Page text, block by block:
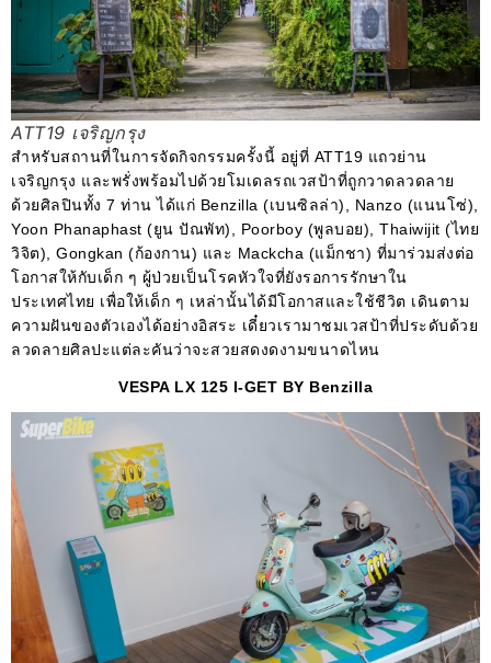
ATT19 เจริญกรุง
สำหรับสถานที่ในการจัดกิจกรรมครั้งนี้ อยู่ที่ ATT19 แถวย่าน
เจริญกรุง และพรั่งพร้อมไปด้วยโมเดลรถเวสป้าที่ถูกวาดลวดลาย
ด้วยศิลปินทั้ง 7 ท่าน ได้แก่ Benzilla (เบนซิลล่า), Nanzo (แนนโซ่),
Yoon Phanaphast (ยูน ปัณพัท), Poorboy (พูลบอย), Thaiwijit (ไทย
วิจิต), Gongkan (ก้องกาน) และ Mackcha (แม็กชา) ที่มาร่วมส่งต่อ
โอกาสให้กับเด็ก ๆ ผู้ป่วยเป็นโรคหัวใจที่ยังรอการรักษาใน
ประเทศไทย เพื่อให้เด็ก ๆ เหล่านั้นได้มีโอกาสและใช้ชีวิต เดินตาม
ความฝันของตัวเองได้อย่างอิสระ เดี๋ยวเรามาชมเวสป้าที่ประดับด้วย
ลวดลายศิลปะแต่ละคันว่าจะสวยสดงดงามขนาดไหน
VESPA LX 125 I-GET BY Benzilla